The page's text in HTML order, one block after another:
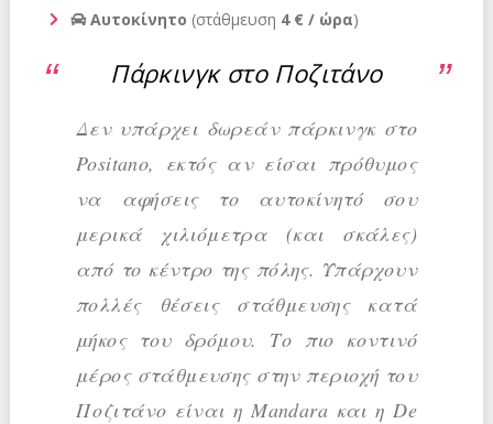
Αυτοκίνητο (στάθμευση 4 € / ώρα)
Πάρκινγκ στο Ποζιτάνο
Δεν υπάρχει δωρεάν πάρκινγκ στο
Positano, εκτός αν είσαι πρόθυμος
να αφήσεις το αυτοκίνητό σου
μερικά χιλιόμετρα (και σκάλες)
από το κέντρο της πόλης. Υπάρχουν
πολλές θέσεις στάθμευσης κατά
μήκος του δρόμου. Το πιο κοντινό
μέρος στάθμευσης στην περιοχή του
Ποζιτάνο είναι η Mandara και η De